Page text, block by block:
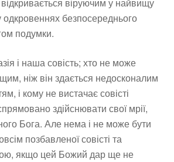
віруючим у найвищу
одкровеннях безпосереднього
подумки.
і наша совість; хто не може
ніж він здається недосконалим
і кому не вистачає совісті
здійснювати свої мрії,
Бога. Але нема і не може бути
позбавленої совісті та
якщо цей Божий дар ще не